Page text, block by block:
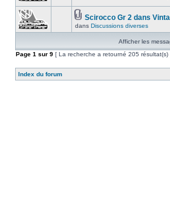
Scirocco Gr 2 dans
dans Discussions diverses
Afficher les
Page 1 sur 9 [ La recherche a retourné 205 résultat(s)
Index du forum